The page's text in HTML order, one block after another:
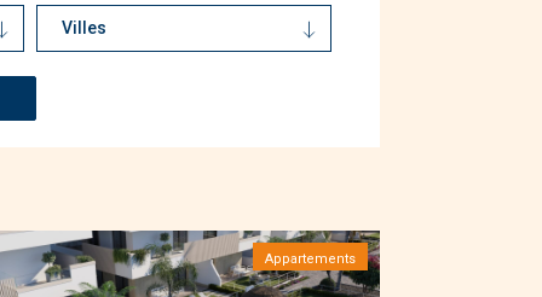
Villes
Benijofar (2)
Daya Nueva (1)
Dolores (3)
Elche (1)
Appartements